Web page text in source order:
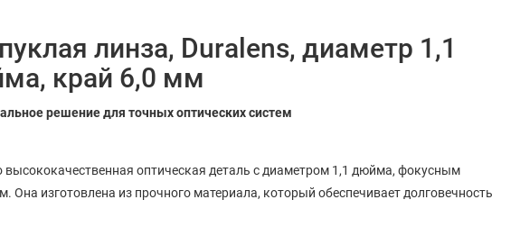
линза, Duralens, диаметр 1,1
край 6,0 мм
решение для точных оптических систем
оптическая деталь с диаметром 1,1 дюйма, фокусным
Она изготовлена из прочного материала, который обеспечивает долговечность